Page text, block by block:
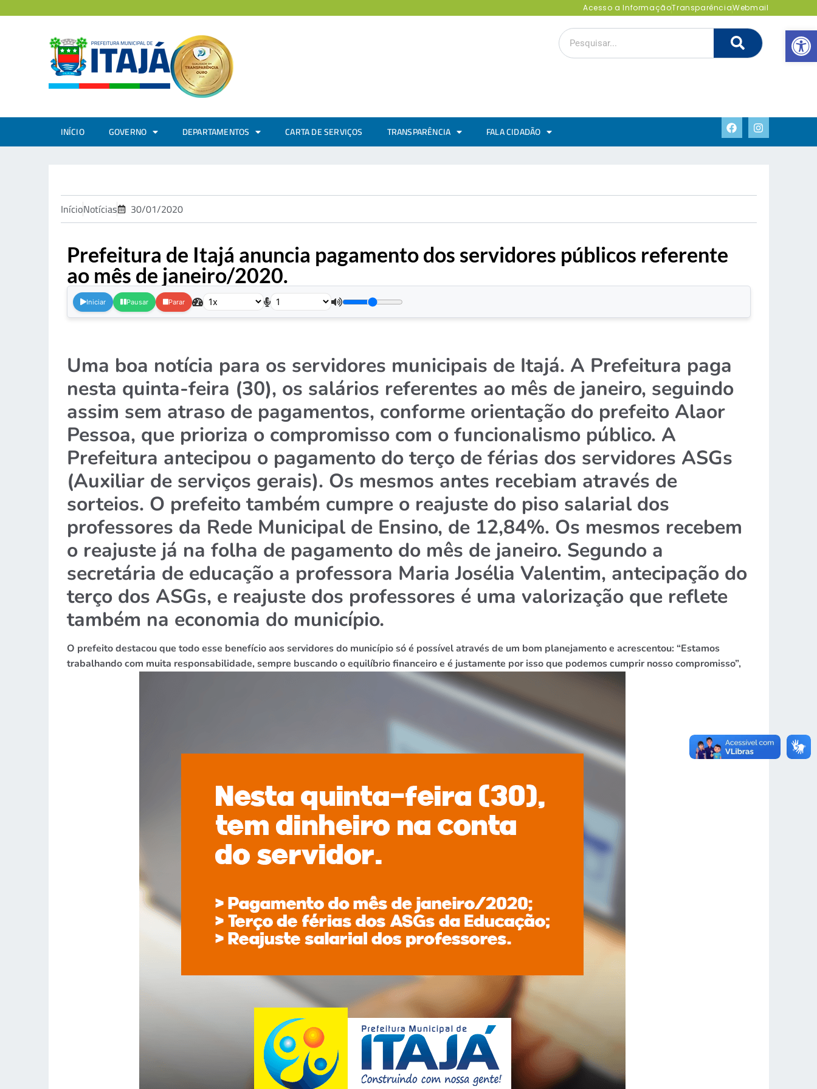
Abrir
Acesso a InformaçãoTransparênciaWebmail
INÍCIO GOVERNO DEPARTAMENTOS CARTA DE SERVIÇOS TRANSPARÊNCIA FALA CIDADÃO
InícioNotícias 30/01/2020
Prefeitura de Itajá anuncia pagamento dos servidores públicos referente
ao mês de janeiro/2020.
Iniciar Pausar Parar
Uma boa notícia para os servidores municipais de Itajá. A Prefeitura paga
nesta quinta-feira (30), os salários referentes ao mês de janeiro, seguindo
assim sem atraso de pagamentos, conforme orientação do prefeito Alaor
Pessoa, que prioriza o compromisso com o funcionalismo público. A
Prefeitura antecipou o pagamento do terço de férias dos servidores ASGs
(Auxiliar de serviços gerais). Os mesmos antes recebiam através de
sorteios. O prefeito também cumpre o reajuste do piso salarial dos
professores da Rede Municipal de Ensino, de 12,84%. Os mesmos recebem
o reajuste já na folha de pagamento do mês de janeiro. Segundo a
secretária de educação a professora Maria Josélia Valentim, antecipação do
terço dos ASGs, e reajuste dos professores é uma valorização que reflete
também na economia do município.
O prefeito destacou que todo esse benefício aos servidores do município só é possível através de um bom planejamento e acrescentou: “Estamos
trabalhando com muita responsabilidade, sempre buscando o equilíbrio financeiro e é justamente por isso que podemos cumprir nosso compromisso”,